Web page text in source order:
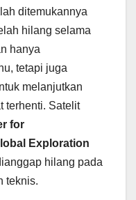
ditemukannya
hilang selama
hanya
tetapi juga
melanjutkan
terhenti. Satelit
for
Exploration
hilang pada
teknis.